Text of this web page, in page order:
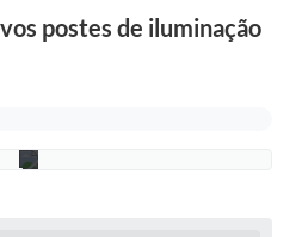
postes de iluminação
m
o